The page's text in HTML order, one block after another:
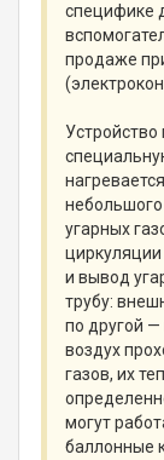
специфике
продаже
Устройство
угарных
и вывод
трубу:
по другой
воздух
газов, их
могут
баллонные